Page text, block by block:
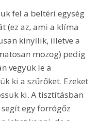
fel a beltéri egység
(ez az, ami a klíma
kinyílik, illetve a
mozog) pedig
vegyük le a
ki a szűrőket. Ezeket
ki. A tisztításban
egy forrógőz